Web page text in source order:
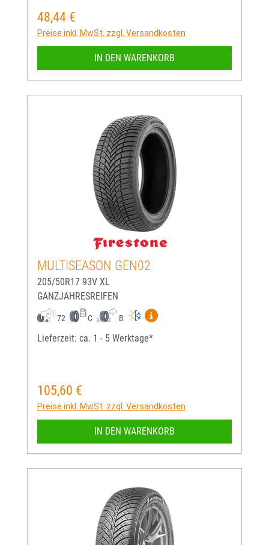
Regulärer Preis:
48,44 €
Preise inkl. MwSt. zzgl. Versandkosten
IN DEN WARENKORB
MULTISEASON GEN02
205/50R17 93V XL
GANZJAHRESREIFEN
72 C B
Mehr Informationen zum
Lieferzeit: ca. 1 - 5 Werktage*
Regulärer Preis:
105,60 €
Preise inkl. MwSt. zzgl. Versandkosten
IN DEN WARENKORB